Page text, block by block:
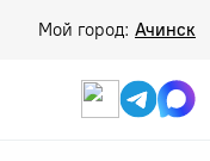
Мой город: Ачинск